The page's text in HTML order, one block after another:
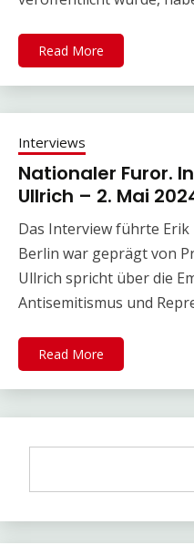
Read More
Interviews
Nationaler Furor.
Ullrich – 2. Mai
Das Interview führte Erik
Berlin war geprägt von
Ullrich spricht über die
Antisemitismus und
Read More